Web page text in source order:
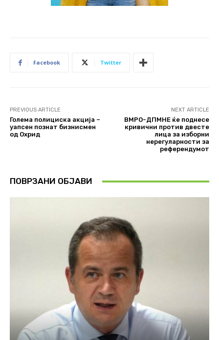
Facebook Twitter
PREVIOUS ARTICLE
Голема полициска акција –
уапсен познат бизнисмен
од Охрид
NEXT ARTICLE
ВМРО-ДПМНЕ ќе поднесе
кривични против двесте
лица за изборни
нерегуларности за
референдумот
ПОВРЗАНИ ОБЈАВИ